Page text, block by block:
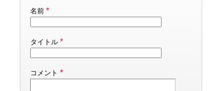
名前 *
タイトル *
コメント *